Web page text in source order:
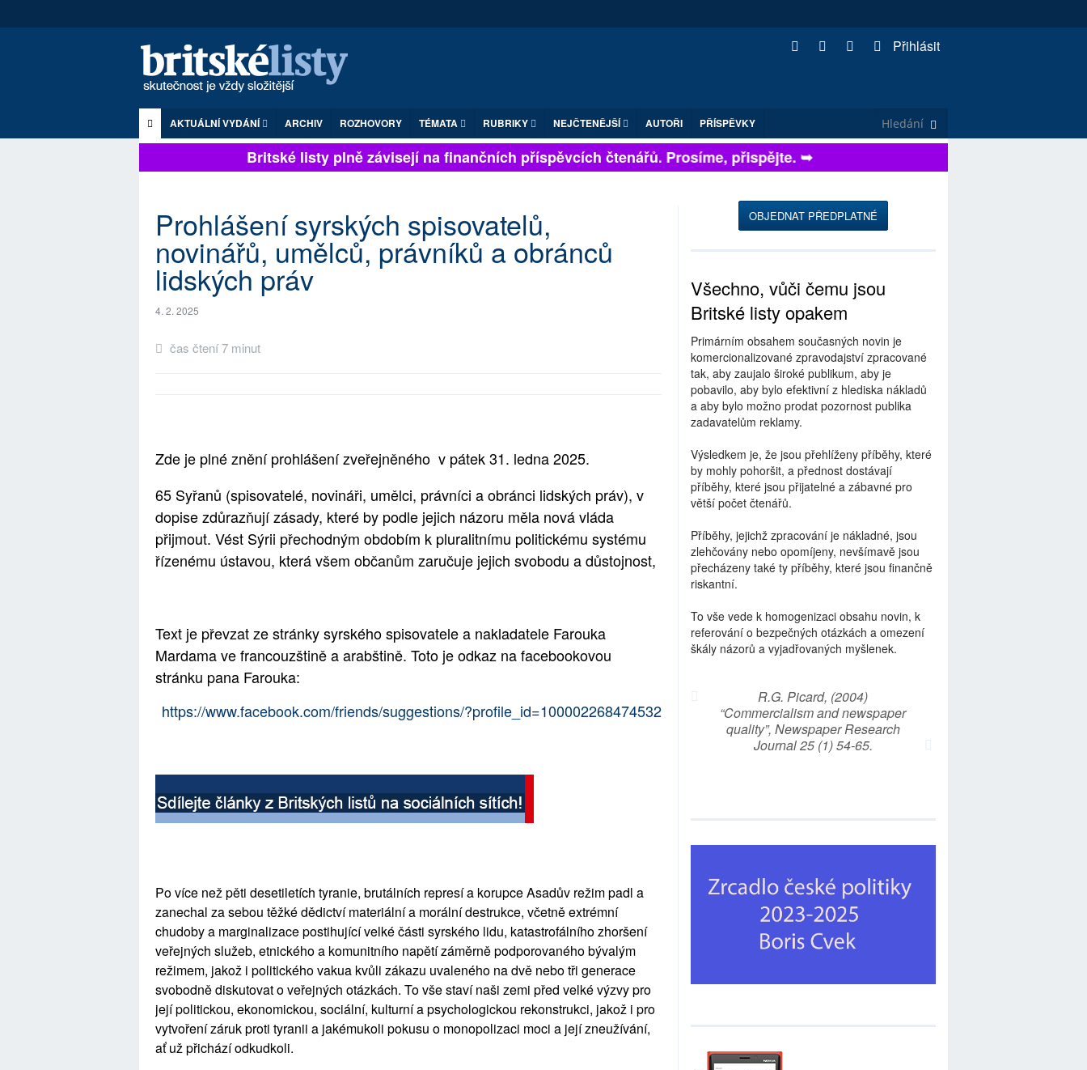
Přihlásit
AKTUÁLNÍ VYDÁNÍ ARCHIV ROZHOVORY TÉMATA RUBRIKY NEJČTENĚJŠÍ AUTOŘI PŘÍSPĚVKY
Britské listy plně závisejí na finančních příspěvcích čtenářů. Prosíme, přispějte. ➥
Prohlášení syrských spisovatelů,
novinářů, umělců, právníků a obránců
lidských práv
4. 2. 2025
čas čtení 7 minut
Zde je plné znění prohlášení zveřejněného v pátek 31. ledna 2025.
65 Syřanů (spisovatelé, novináři, umělci, právníci a obránci lidských práv), v
dopise zdůrazňují zásady, které by podle jejich názoru měla nová vláda
přijmout. Vést Sýrii přechodným obdobím k pluralitnímu politickému systému
řízenému ústavou, která všem občanům zaručuje jejich svobodu a důstojnost,
Text je převzat ze stránky syrského spisovatele a nakladatele Farouka
Mardama ve francouzštině a arabštině. Toto je odkaz na facebookovou
stránku pana Farouka:
https://www.facebook.com/friends/suggestions/?profile_id=100002268474532
Po více než pěti desetiletích tyranie, brutálních represí a korupce Asadův režim padl a
zanechal za sebou těžké dědictví materiální a morální destrukce, včetně extrémní
chudoby a marginalizace postihující velké části syrského lidu, katastrofálního zhoršení
veřejných služeb, etnického a komunitního napětí záměrně podporovaného bývalým
režimem, jakož i politického vakua kvůli zákazu uvaleného na dvě nebo tři generace
svobodně diskutovat o veřejných otázkách. To vše staví naši zemi před velké výzvy pro
její politickou, ekonomickou, sociální, kulturní a psychologickou rekonstrukci, jakož i pro
vytvoření záruk proti tyranii a jakémukoli pokusu o monopolizaci moci a její zneužívání,
ať už přichází odkudkoli.
OBJEDNAT PŘEDPLATNÉ
Všechno, vůči čemu jsou
Britské listy opakem
Primárním obsahem současných novin je
komercionalizované zpravodajství zpracované
tak, aby zaujalo široké publikum, aby je
pobavilo, aby bylo efektivní z hlediska nákladů
a aby bylo možno prodat pozornost publika
zadavatelům reklamy.
Výsledkem je, že jsou přehlíženy příběhy, které
by mohly pohoršit, a přednost dostávají
příběhy, které jsou přijatelné a zábavné pro
větší počet čtenářů.
Příběhy, jejichž zpracování je nákladné, jsou
zlehčovány nebo opomíjeny, nevšímavě jsou
přecházeny také ty příběhy, které jsou finančně
riskantní.
To vše vede k homogenizaci obsahu novin, k
referování o bezpečných otázkách a omezení
škály názorů a vyjadřovaných myšlenek.
R.G. Picard, (2004)
“Commercialism and newspaper
quality”, Newspaper Research
Journal 25 (1) 54-65.